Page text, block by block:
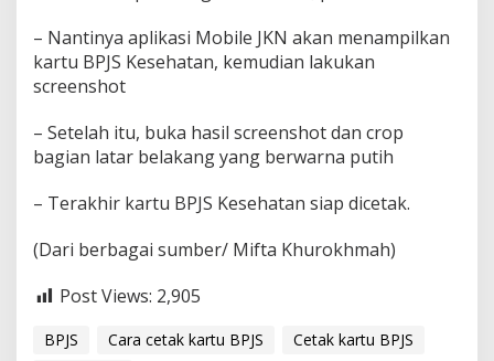
– Nantinya aplikasi Mobile JKN akan menampilkan
kartu BPJS Kesehatan, kemudian lakukan
screenshot
– Setelah itu, buka hasil screenshot dan crop
bagian latar belakang yang berwarna putih
– Terakhir kartu BPJS Kesehatan siap dicetak.
(Dari berbagai sumber/ Mifta Khurokhmah)
Post Views: 2,905
BPJS Cara cetak kartu BPJS
Cetak kartu BPJS